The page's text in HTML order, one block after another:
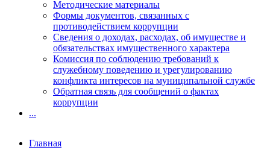
Методические материалы
Формы документов, связанных с
противодействием коррупции
Сведения о доходах, расходах, об имуществе и
обязательствах имущественного характера
Комиссия по соблюдению требований к
служебному поведению и урегулированию
конфликта интересов на муниципальной службе
Обратная связь для сообщений о фактах
коррупции
...
Главная